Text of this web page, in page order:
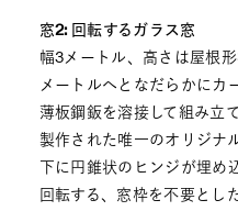
窓2: 回転するガラス窓
幅3メートル、高さは屋根
メートルへとなだらかにカ
薄板鋼鈑を溶接して組み立
製作された唯一のオリジナ
下に円錐状のヒンジが埋め
回転する、窓枠を不要と